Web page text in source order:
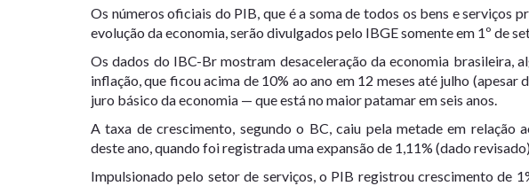
Os números oficiais do PIB, que é a soma de todos os bens e serviços
evolução da economia, serão divulgados pelo IBGE somente em 1º de
Os dados do IBC-Br mostram desaceleração da economia brasileira,
inflação, que ficou acima de 10% ao ano em 12 meses até julho (apesar
juro básico da economia — que está no maior patamar em seis anos.
A taxa de crescimento, segundo o BC, caiu pela metade em relação
deste ano, quando foi registrada uma expansão de 1,11% (dado
Impulsionado pelo setor de serviços, o PIB registrou crescimento de